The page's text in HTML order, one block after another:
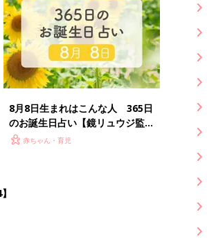
8月8日生まれはこんな人 365日
のお誕生日占い【鏡リュウジ監
修】赤ちゃん・育児